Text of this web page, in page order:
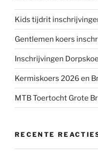
Kids tijdrit
Gentlemen koers
Inschrijvingen
Kermiskoers 2026 en
MTB Toertocht Grote
RECENTE